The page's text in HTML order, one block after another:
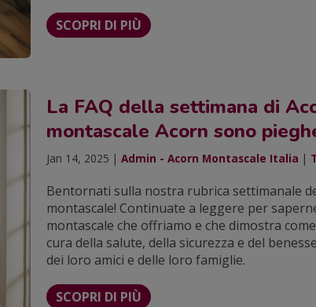
SCOPRI DI PIÙ
La FAQ della settimana di
montascale Acorn sono
Jan 14, 2025 |Admin - Acorn Montascale Italia |
Bentornati sulla nostra rubrica settimanale
montascale! Continuate a leggere per
montascale che offriamo e che dimostra
cura della salute, della sicurezza e del
dei loro amici e delle loro famiglie.
SCOPRI DI PIÙ